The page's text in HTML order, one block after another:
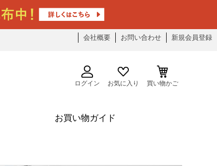
会社概要 お問い合わせ 新規会員登録
ログイン お気に入り 買い物かご
お買い物ガイド